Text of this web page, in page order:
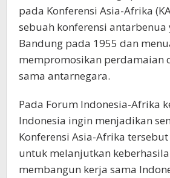
pada Konferensi Asia-Afrika
sebuah konferensi
Bandung pada 1955 dan
mempromosikan perdamaian
sama antarnegara.
Pada Forum Indonesia-Afrika
Indonesia ingin menjadikan
Konferensi Asia-Afrika
untuk melanjutkan
membangun kerja sama